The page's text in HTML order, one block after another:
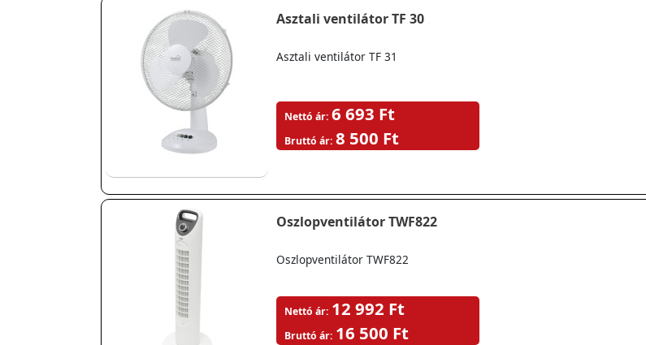
Asztali ventilátor TF 30
Asztali ventilátor TF 31
Nettó ár: 6 693 Ft
Bruttó ár: 8 500 Ft
Oszlopventilátor TWF822
Oszlopventilátor TWF822
Nettó ár: 12 992 Ft
Bruttó ár: 16 500 Ft